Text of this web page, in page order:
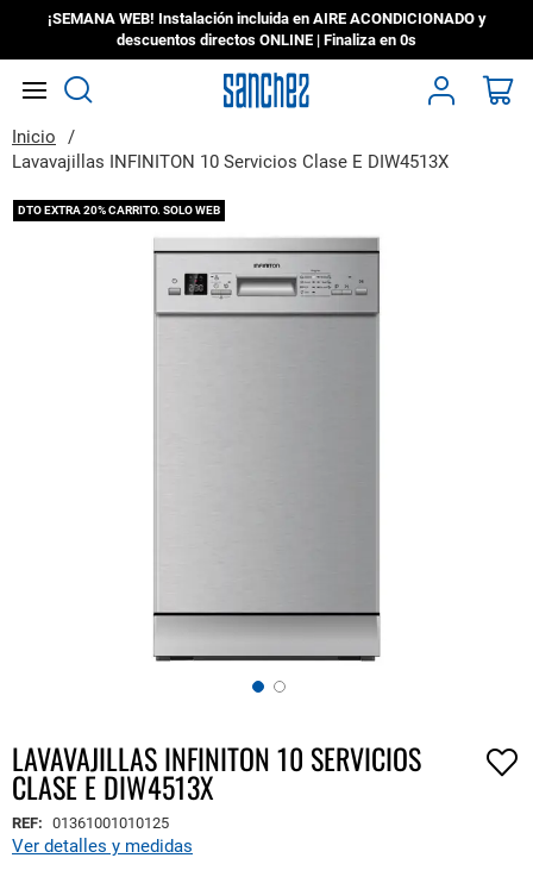
¡SEMANA WEB! Instalación incluida en AIRE ACONDICIONADO y
descuentos directos ONLINE | Finaliza en 0s
Inicio
Lavavajillas INFINITON 10 Servicios Clase E DIW4513X
DTO EXTRA 20% CARRITO. SOLO WEB
Saltar
Saltar
al
comienzo
de
la
LAVAVAJILLAS INFINITON 10 SERVICIOS
CLASE E DIW4513X
Ver detalles y medidas
REF: 01361001010125